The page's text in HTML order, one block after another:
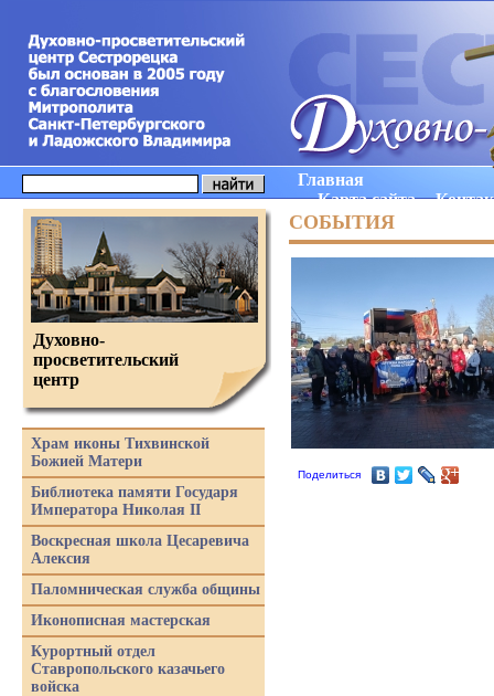
Главная
Карта сайта
СОБЫТИЯ
Поделиться
Духовно-
просветительский
центр
Храм иконы Тихвинской
Божией Матери
Библиотека памяти Государя
Императора Николая II
Воскресная школа Цесаревича
Алексия
Паломническая служба общины
Иконописная мастерская
Курортный отдел
Ставропольского казачьего
войска